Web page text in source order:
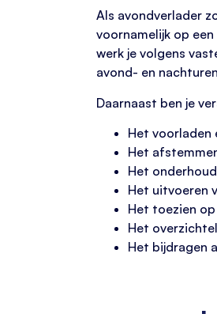
Als avondverlader
voornamelijk op
werk je volgens
avond- en
Daarnaast ben je
Het voorladen
Het
Het
Het uitvoeren
Het toezien
Het
Het bijdragen